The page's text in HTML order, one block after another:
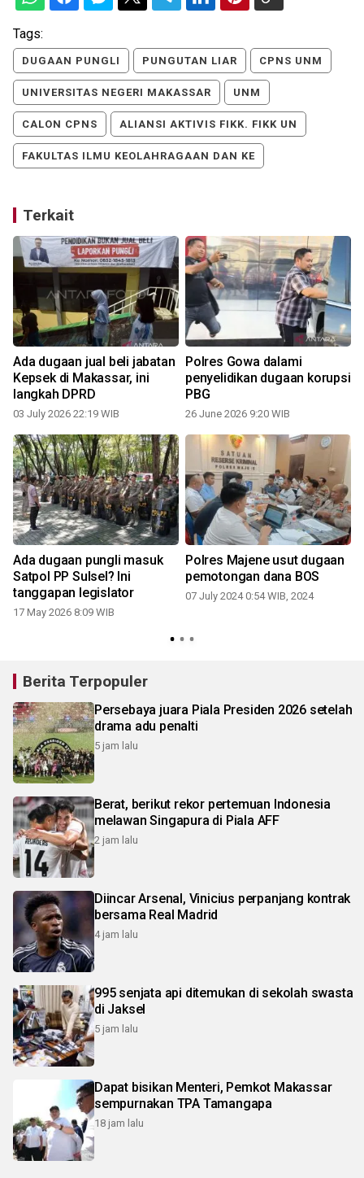
Tags:
DUGAAN PUNGLI PUNGUTAN LIAR CPNS UNM
UNIVERSITAS NEGERI MAKASSAR UNM
CALON CPNS ALIANSI AKTIVIS FIKK. FIKK UN
FAKULTAS ILMU KEOLAHRAGAAN DAN KE
Terkait
Ada dugaan jual beli jabatan
Kepsek di Makassar, ini
langkah DPRD
03 July 2026 22:19 WIB
Polres Gowa dalami
penyelidikan dugaan korupsi
PBG
26 June 2026 9:20 WIB
Ada dugaan pungli masuk
Satpol PP Sulsel? Ini
tanggapan legislator
17 May 2026 8:09 WIB
Polres Majene usut dugaan
pemotongan dana BOS
07 July 2024 0:54 WIB, 2024
Berita Terpopuler
Persebaya juara Piala Presiden 2026 setelah
drama adu penalti
5 jam lalu
Berat, berikut rekor pertemuan Indonesia
melawan Singapura di Piala AFF
2 jam lalu
Diincar Arsenal, Vinicius perpanjang kontrak
bersama Real Madrid
4 jam lalu
995 senjata api ditemukan di sekolah swasta
di Jaksel
5 jam lalu
Dapat bisikan Menteri, Pemkot Makassar
sempurnakan TPA Tamangapa
18 jam lalu